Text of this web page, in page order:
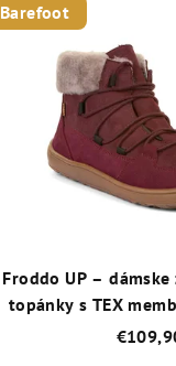
Barefoot
Froddo UP –
topánky s TEX
kožúškom –